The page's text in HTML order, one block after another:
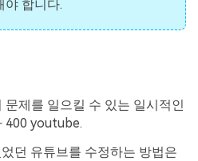
야 합니다.
제를 일으킬 수 있는 일시적인
400 youtube.
던 유튜브를 수정하는 방법은